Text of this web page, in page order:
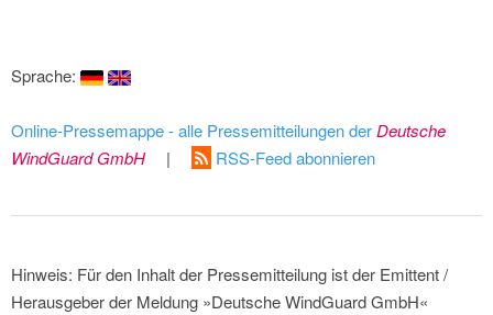
Sprache:
Online-Pressemappe - alle Pressemitteilungen derDeutsche
WindGuard GmbH
| RSS-Feed abonnieren
Hinweis: Für den Inhalt der Pressemitteilung ist der Emittent /
Herausgeber der Meldung »Deutsche WindGuard GmbH«